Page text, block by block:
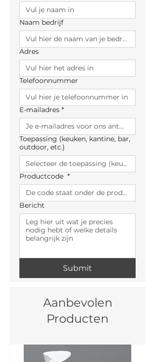
Naam bedrijf
Adres
Telefoonnummer
E-mailadres *
Toepassing (keuken, kantine, bar,
outdoor, etc.)
Productcode *
Bericht
Submit
Aanbevolen
Producten